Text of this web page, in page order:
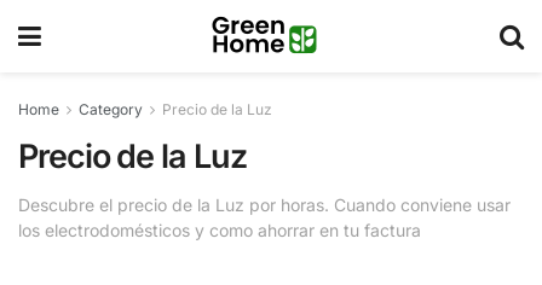
Home Category Precio de la Luz
Precio de la Luz
Descubre el precio de la Luz por horas. Cuando conviene usar
los electrodomésticos y como ahorrar en tu factura